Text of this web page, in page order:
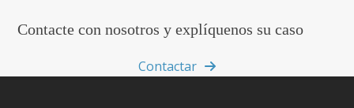
Contacte con nosotros y explíquenos su caso
Contactar